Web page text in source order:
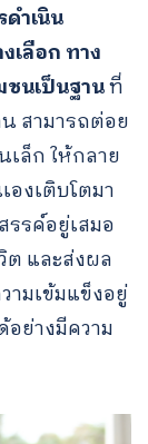
ำเนิน
เลือก ทาง
ชนเป็นฐานที่
สามารถต่อย
เล็ก ให้กลาย
งเติบโตมา
รค์อยู่เสมอ
ต และส่งผล
ามเข้มแข็งอยู่
ย่างมีความ